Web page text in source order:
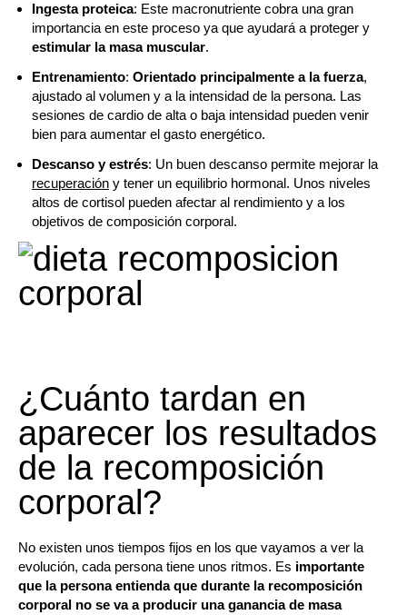
Ingesta proteica: Este macronutriente cobra una gran
importancia en este proceso ya que ayudará a proteger y
estimular la masa muscular.
Entrenamiento: Orientado principalmente a la fuerza,
ajustado al volumen y a la intensidad de la persona. Las
sesiones de cardio de alta o baja intensidad pueden venir
bien para aumentar el gasto energético.
Descanso y estrés: Un buen descanso permite mejorar la
recuperación y tener un equilibrio hormonal. Unos niveles
altos de cortisol pueden afectar al rendimiento y a los
objetivos de composición corporal.
¿Cuánto tardan en
aparecer los resultados
de la recomposición
corporal?
No existen unos tiempos fijos en los que vayamos a ver la
evolución, cada persona tiene unos ritmos. Es importante
que la persona entienda que durante la recomposición
corporal no se va a producir una ganancia de masa